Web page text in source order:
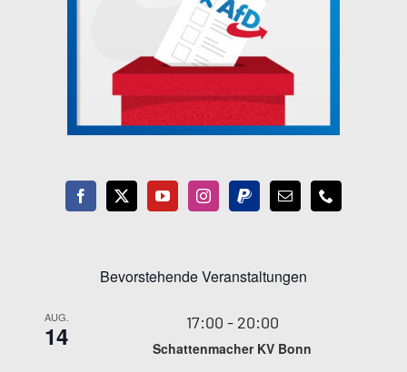
Bevorstehende Veranstaltungen
AUG.
14 17:00 - 20:00
Schattenmacher KV Bonn